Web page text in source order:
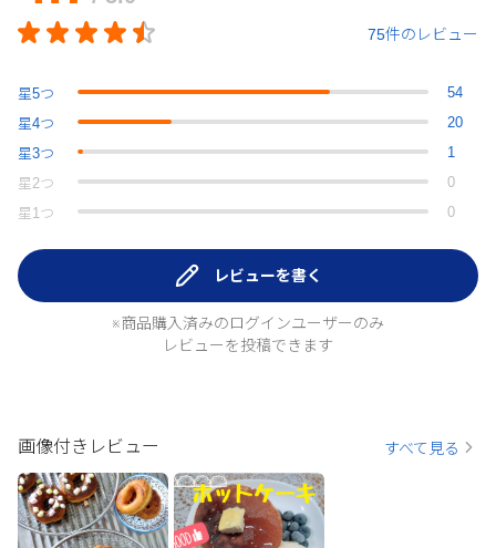
75件のレビュー
星5つ
54
星4つ
20
星3つ
1
星 2つ
0
星 1 つ 0
レビューを書く
※商品購入済みのログインユーザーのみ
レビューを投稿できます
画像付きレビュー すべて見る